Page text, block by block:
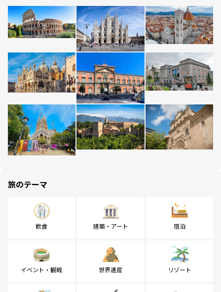
旅のテーマ
飲食 建築・アート 宿泊
イベント・観戦 世界遺産 リゾート